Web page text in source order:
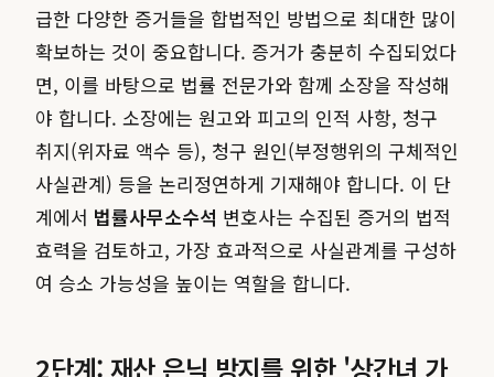
급한 다양한 증거들을 합법적인 방법으로 최대한 많이
확보하는 것이 중요합니다. 증거가 충분히 수집되었다
면, 이를 바탕으로 법률 전문가와 함께 소장을 작성해
야 합니다. 소장에는 원고와 피고의 인적 사항, 청구
취지(위자료 액수 등), 청구 원인(부정행위의 구체적인
사실관계) 등을 논리정연하게 기재해야 합니다. 이 단
계에서 법률사무소수석 변호사는 수집된 증거의 법적
효력을 검토하고, 가장 효과적으로 사실관계를 구성하
여 승소 가능성을 높이는 역할을 합니다.
2단계: 재산 은닉 방지를 위한 '상간녀 가